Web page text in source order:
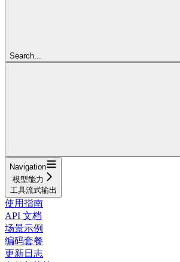
Search...
Navigation
模型能力
工具流式输出
使用指南
API 文档
场景示例
编码套餐
更新日志